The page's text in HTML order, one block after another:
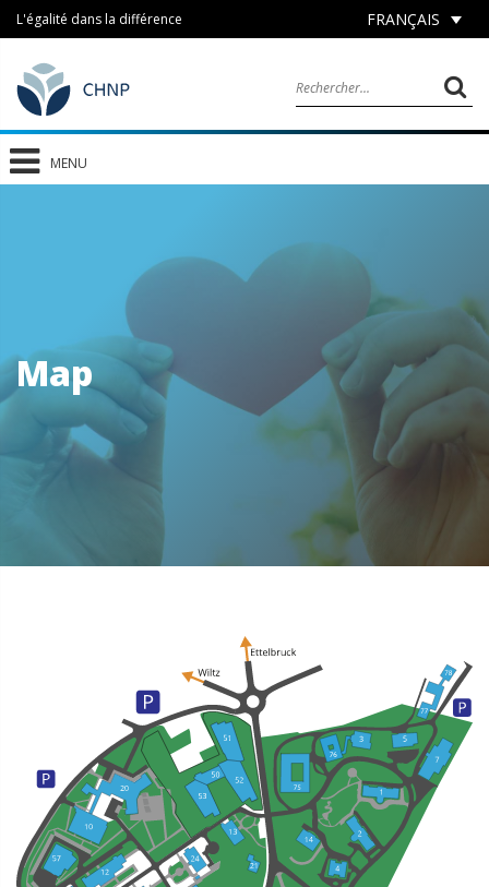
L'égalité dans la différence FRANÇAIS
MENU
Map